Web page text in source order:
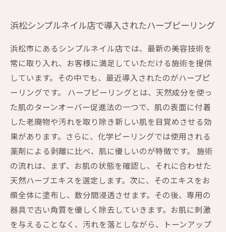
浜松シンプルネイル店で導入されたハーブピーリング
浜松市にあるシンプルネイル店では、最新の美容技術を
常に取り入れ、お客様に満足していただける施術を提供
しています。その中でも、最近導入されたのがハーブピ
ーリングです。 ハーブピーリングとは、天然成分を使っ
た肌のターンオーバー促進法の一つで、肌の表面に付着
した老廃物や汚れを取り除き新しい肌を目覚めさせる効
果があります。さらに、化学ピーリングでは使用される
薬剤による剥離に比べ、肌に優しいのが特徴です。 施術
の流れは、まず、お肌の状態を確認し、それに合わせた
天然ハーブエキスを選定します。次に、そのエキスをお
顔全体に塗布し、数分間浸透させます。その後、専用の
器具で古い角質を優しく除去していきます。お肌に刺激
を与えることなく、汚れを落としながら、トーンアップ